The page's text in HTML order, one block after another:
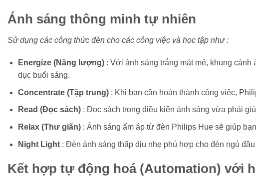
Ánh sáng thông minh tự nhiên
Sử dụng các công thức đèn cho các công việc và học tập như :
Energize (Năng lượng): Với ánh sáng trắng mát mẻ, khung cảnh
dục buổi sáng.
Concentrate (Tập trung): Khi bạn cần hoàn thành công việc,
Read (Đọc sách): Đọc sách trong điều kiện ánh sáng vừa phải
Relax (Thư giãn): Ánh sáng ấm áp từ đèn Philips Hue sẽ giúp
Night Light: Đèn ánh sáng thấp dịu nhẹ phú hợp cho đèn ngủ
Kết hợp tự động hoá (Automation) với